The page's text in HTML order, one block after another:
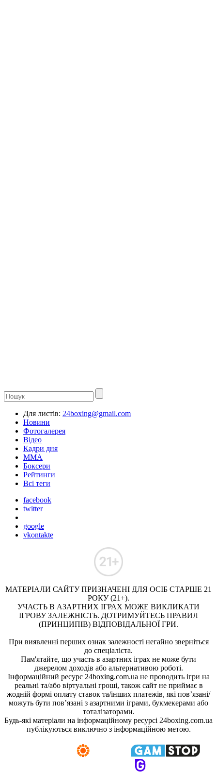
Для листів: 24boxing@gmail.com
Новини
Фотогалерея
Відео
Кадри дня
ММА
Боксери
Рейтинги
Всі теги
facebook
twitter
google
vkontakte
МАТЕРІАЛИ САЙТУ ПРИЗНАЧЕНІ ДЛЯ ОСІБ СТАРШЕ 21
РОКУ (21+).
УЧАСТЬ В АЗАРТНИХ ІГРАХ МОЖЕ ВИКЛИКАТИ
ІГРОВУ ЗАЛЕЖНІСТЬ. ДОТРИМУЙТЕСЬ ПРАВИЛ
(ПРИНЦИПІВ) ВІДПОВІДАЛЬНОЇ ГРИ.
При виявленні перших ознак залежності негайно зверніться
до спеціаліста.
Пам'ятайте, що участь в азартних іграх не може бути
джерелом доходів або альтернативою роботі.
Інформаційний ресурс 24boxing.com.ua не проводить ігри на
реальні та/або віртуальні гроші, також сайт не приймає в
жодній формі оплату ставок та/інших платежів, які пов’язані/
можуть бути пов’язані з азартними іграми, букмекерами або
тоталізаторами.
Будь-які матеріали на інформаційному ресурсі 24boxing.com.ua
публікуються виключно з інформаційною метою.